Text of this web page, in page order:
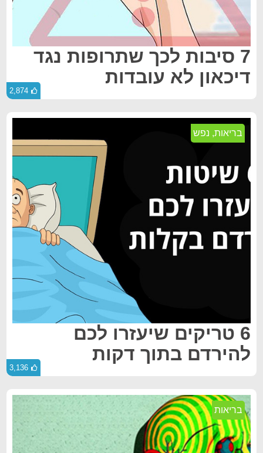
7 סיבות לכך שתרופות נגד
דיכאון לא עובדות
2,874
בריאות, נפש
6 טריקים שיעזרו לכם
להירדם בתוך דקות
3,136
בריאות